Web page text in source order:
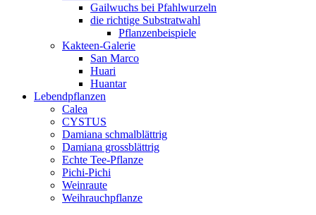
Gailwuchs bei Pfahlwurzeln
die richtige Substratwahl
Pflanzenbeispiele
Kakteen-Galerie
San Marco
Huari
Huantar
Lebendpflanzen
Calea
CYSTUS
Damiana schmalblättrig
Damiana grossblättrig
Echte Tee-Pflanze
Pichi-Pichi
Weinraute
Weihrauchpflanze